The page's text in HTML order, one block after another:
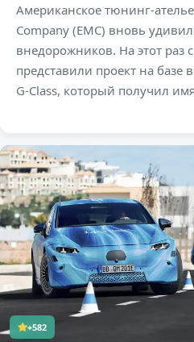
Американское тюнинг-
Company (EMC) вновь
внедорожников. На этот раз
представили проект на базе
G-Class, который получил
+582